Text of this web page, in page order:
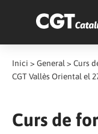
Inici > General > Curs
CGT Vallès Oriental el
Curs de